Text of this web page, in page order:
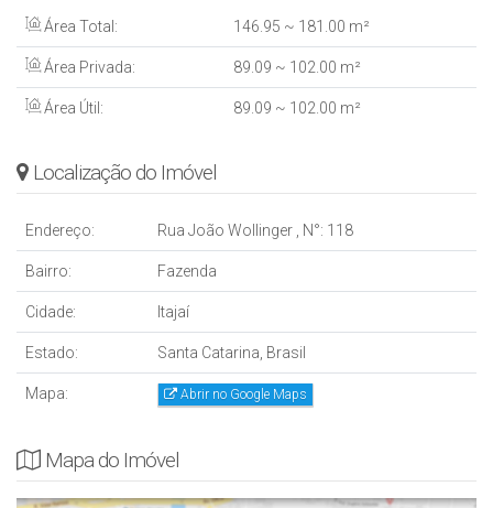
Área Total: 146 .95 ~ 181 .00 m²
Área Privada: 89 .09 ~ 102 .00 m²
Área Útil: 89 .09 ~ 102 .00 m²
Localização do Imóvel
Endereço: Rua João Wollinger N°: 118
Bairro: Fazenda
Cidade: Itajaí
Estado: Santa Catarina, Brasil
Mapa: Abrir no Google Maps
Mapa do Imóvel